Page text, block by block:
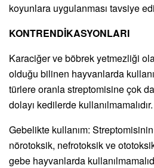
koyunlara uygulanması tavsiye
KONTRENDİKASYONLARI
Karaciğer ve böbrek yetmezliği
olduğu bilinen hayvanlarda
türlere oranla streptomisine çok
dolayı kedilerde kullanılmamalıdır.
Gebelikte kullanım:
nörotoksik, nefrotoksik ve
gebe hayvanlarda